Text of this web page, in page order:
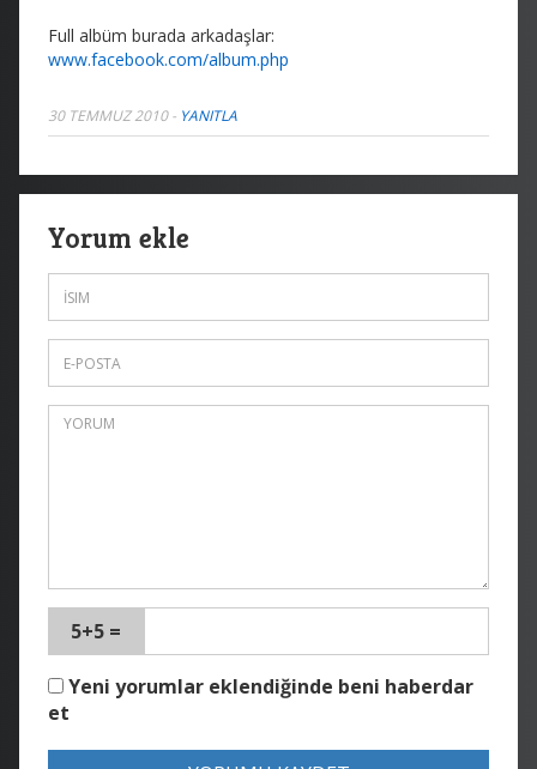
Full albüm burada arkadaşlar:
www.facebook.com/album.php
30 TEMMUZ 2010- YANITLA
Yorum ekle
5+5 =
Yeni yorumlar eklendiğinde beni haberdar
et